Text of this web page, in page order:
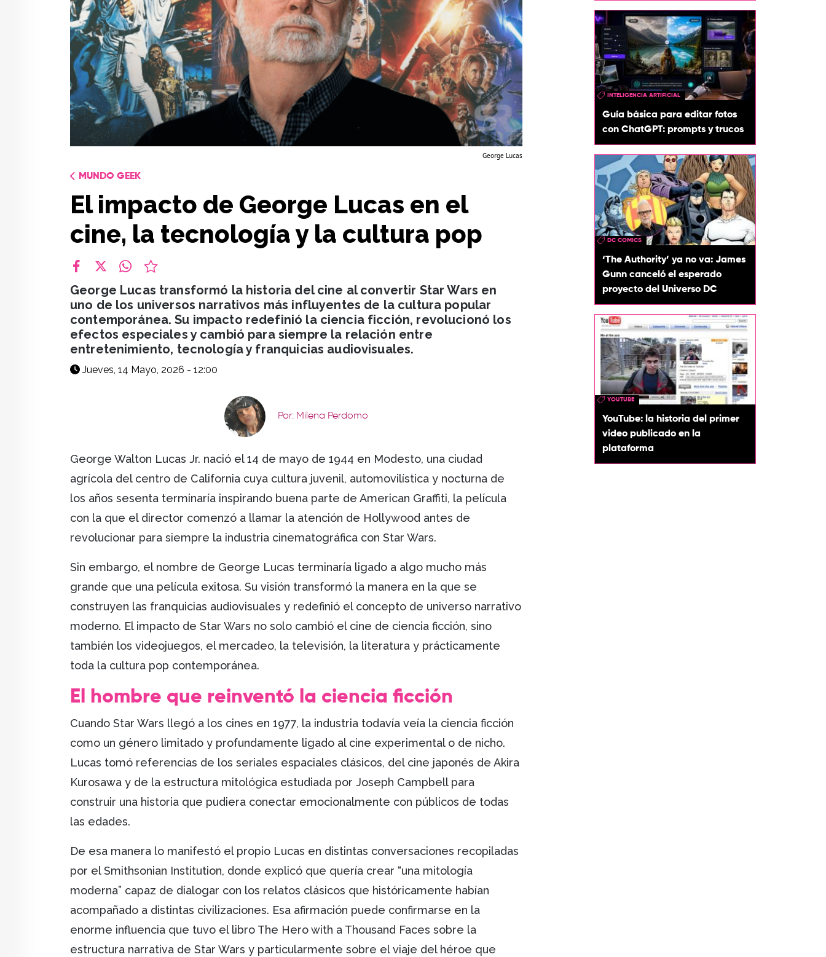
George Lucas
MUNDO GEEK
El impacto de George Lucas en el
cine, la tecnología y la cultura pop
George Lucas transformó la historia del cine al convertir Star Wars en
uno de los universos narrativos más influyentes de la cultura popular
contemporánea. Su impacto redefinió la ciencia ficción, revolucionó los
efectos especiales y cambió para siempre la relación entre
entretenimiento, tecnología y franquicias audiovisuales.
Jueves, 14 Mayo, 2026 - 12:00
Por: Milena Perdomo
George Walton Lucas Jr. nació el 14 de mayo de 1944 en Modesto, una ciudad
agrícola del centro de California cuya cultura juvenil, automovilística y nocturna de
los años sesenta terminaría inspirando buena parte de American Graffiti, la película
con la que el director comenzó a llamar la atención de Hollywood antes de
revolucionar para siempre la industria cinematográfica con Star Wars.
Sin embargo, el nombre de George Lucas terminaría ligado a algo mucho más
grande que una película exitosa. Su visión transformó la manera en la que se
construyen las franquicias audiovisuales y redefinió el concepto de universo narrativo
moderno. El impacto de Star Wars no solo cambió el cine de ciencia ficción, sino
también los videojuegos, el mercadeo, la televisión, la literatura y prácticamente
toda la cultura pop contemporánea.
El hombre que reinventó la ciencia ficción
Cuando Star Wars llegó a los cines en 1977, la industria todavía veía la ciencia ficción
como un género limitado y profundamente ligado al cine experimental o de nicho.
Lucas tomó referencias de los seriales espaciales clásicos, del cine japonés de Akira
Kurosawa y de la estructura mitológica estudiada por Joseph Campbell para
construir una historia que pudiera conectar emocionalmente con públicos de todas
las edades.
De esa manera lo manifestó el propio Lucas en distintas conversaciones recopiladas
por el Smithsonian Institution, donde explicó que quería crear “una mitología
moderna” capaz de dialogar con los relatos clásicos que históricamente habían
acompañado a distintas civilizaciones. Esa afirmación puede confirmarse en la
enorme influencia que tuvo el libro The Hero with a Thousand Faces sobre la
estructura narrativa de Star Wars y particularmente sobre el viaje del héroe que
INTELIGENCIA ARTIFICIAL
Guía básica para editar fotos
con ChatGPT: prompts y trucos
DC COMICS
‘The Authority’ ya no va: James
Gunn canceló el esperado
proyecto del Universo DC
YOUTUBE
YouTube: la historia del primer
video publicado en la
plataforma